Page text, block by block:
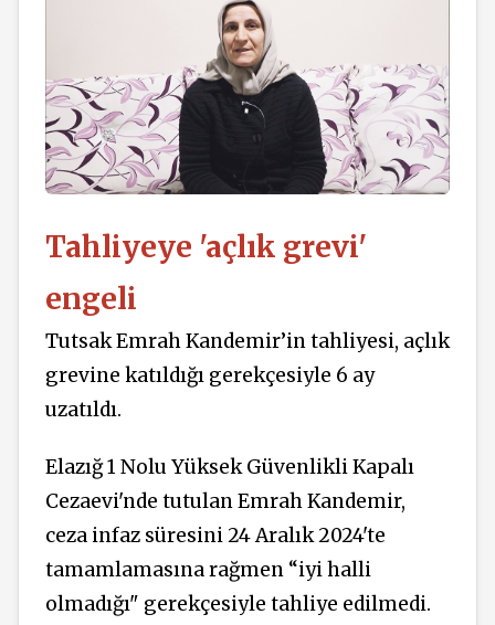
Tahliyeye 'açlık grevi'
engeli
Tutsak Emrah Kandemir’in tahliyesi, açlık
grevine katıldığı gerekçesiyle 6 ay
uzatıldı.
Elazığ 1 Nolu Yüksek Güvenlikli Kapalı
Cezaevi'nde tutulan Emrah Kandemir,
ceza infaz süresini 24 Aralık 2024'te
tamamlamasına rağmen “iyi halli
olmadığı" gerekçesiyle tahliye edilmedi.